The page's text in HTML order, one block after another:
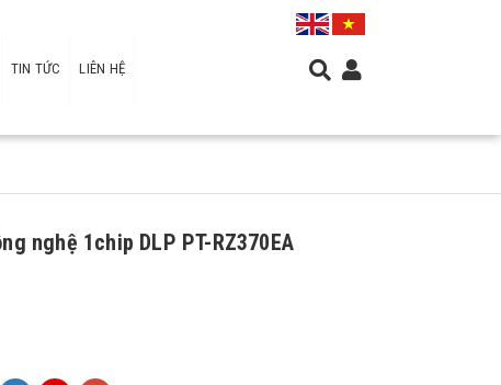
TIN TỨC LIÊN HỆ
nghệ 1chip DLP PT-RZ370EA